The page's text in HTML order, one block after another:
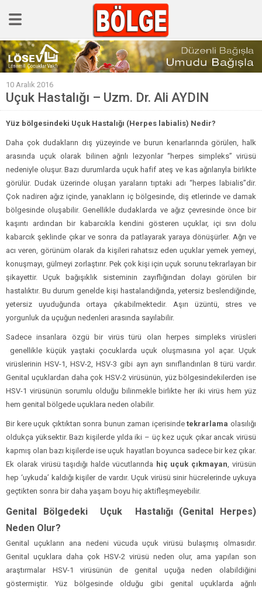
GÜNCEL
POLİTİKA
Polis & Adliye
YAZARLAR
Sağlık & Yaşam
Kültür & Sanat
EĞİTİM
Müzik & Magazin
10 Aralık 2016
Uçuk Hastalığı – Uzm. Dr. Ali AYDIN
Yüz bölgesindeki Uçuk Hastalığı (Herpes labialis) Nedir?
Daha çok dudakların dış yüzeyinde ve burun kenarlarında görülen, halk
arasında uçuk olarak bilinen ağrılı lezyonlar “herpes simpleks” virüsü
nedeniyle oluşur. Bazı durumlarda uçuk hafif ateş ve kas ağrılarıyla birlikte
görülür. Dudak üzerinde oluşan yaraların tıptaki adı “herpes labialis”dir.
Çok nadiren ağız içinde, yanakların iç bölgesinde, diş etlerinde ve damak
bölgesinde oluşabilir. Genellikle dudaklarda ve ağız çevresinde önce bir
kaşıntı ardından bir kabarcıkla kendini gösteren uçuklar, içi sıvı dolu
kabarcık şeklinde çıkar ve sonra da patlayarak yaraya dönüşürler. Ağrı ve
acı veren, görünüm olarak da kişileri rahatsız eden uçuklar yemek yemeyi,
konuşmayı, gülmeyi zorlaştırır. Pek çok kişi için uçuk sorunu tekrarlayan bir
şikayettir. Uçuk bağışıklık sisteminin zayıflığından dolayı görülen bir
hastalıktır. Bu durum genelde kişi hastalandığında, yetersiz beslendiğinde,
yetersiz uyuduğunda ortaya çıkabilmektedir. Aşırı üzüntü, stres ve
yorgunluk da uçuğun nedenleri arasında sayılabilir.
Sadece insanlara özgü bir virüs türü olan herpes simpleks virüsleri
genellikle küçük yaştaki çocuklarda uçuk oluşmasına yol açar. Uçuk
virüslerinin HSV-1, HSV-2, HSV-3 gibi ayrı ayrı sınıflandırılan 8 türü vardır.
Genital uçuklardan daha çok HSV-2 virüsünün, yüz bölgesindekilerden ise
HSV-1 virüsünün sorumlu olduğu bilinmekle birlikte her iki virüs hem yüz
hem genital bölgede uçuklara neden olabilir.
Bir kere uçuk çıktıktan sonra bunun zaman içerisindetekrarlama olasılığı
oldukça yüksektir. Bazı kişilerde yılda iki – üç kez uçuk çıkar ancak virüsü
kapmış olan bazı kişilerde ise uçuk hayatları boyunca sadece bir kez çıkar.
Ek olarak virüsü taşıdığı halde vücutlarında hiç uçuk çıkmayan, virüsün
hep ‘uykuda’ kaldığı kişiler de vardır. Uçuk virüsü sinir hücrelerinde uykuya
geçtikten sonra bir daha yaşam boyu hiç aktifleşmeyebilir.
Genital Bölgedeki Uçuk Hastalığı (Genital Herpes)
Neden Olur?
Genital uçukların ana nedeni vücuda uçuk virüsü bulaşmış olmasıdır.
Genital uçuklara daha çok HSV-2 virüsü neden olur, ama yapılan son
araştırmalar HSV-1 virüsünün de genital uçuğa neden olabildiğini
göstermiştir. Yüz bölgesinde olduğu gibi genital uçuklarda ağrılı